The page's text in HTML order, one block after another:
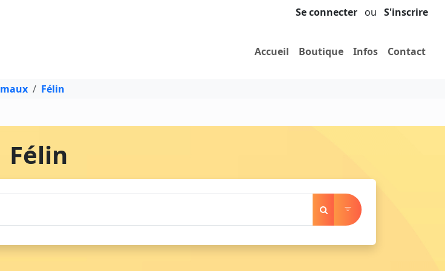
Se connecter ou S'inscrire
Accueil Boutique Infos Contact
Félin
Félin